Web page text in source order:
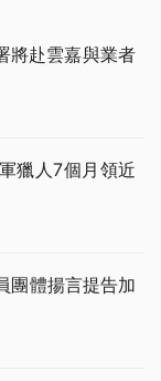
將赴雲嘉與業者
獵人7個月領近
團體揚言提告加